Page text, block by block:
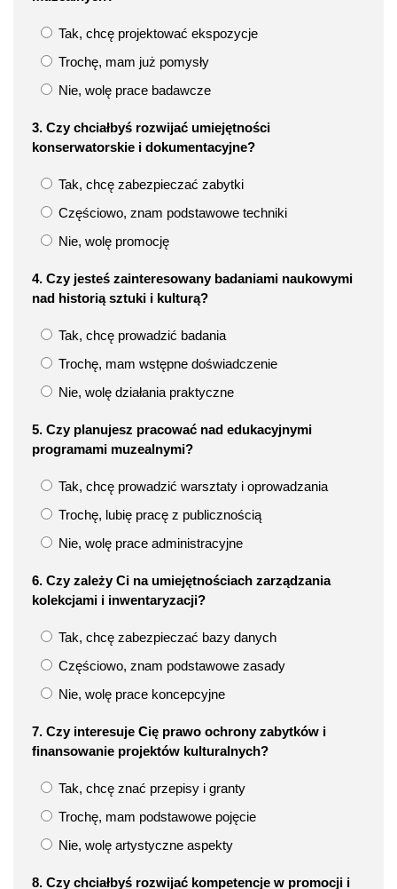
Tak, chcę projektować ekspozycje
Trochę, mam już pomysły
Nie, wolę prace badawcze
3. Czy chciałbyś rozwijać umiejętności
konserwatorskie i dokumentacyjne?
Tak, chcę zabezpieczać zabytki
Częściowo, znam podstawowe techniki
Nie, wolę promocję
4. Czy jesteś zainteresowany badaniami naukowymi
nad historią sztuki i kulturą?
Tak, chcę prowadzić badania
Trochę, mam wstępne doświadczenie
Nie, wolę działania praktyczne
5. Czy planujesz pracować nad edukacyjnymi
programami muzealnymi?
Tak, chcę prowadzić warsztaty i oprowadzania
Trochę, lubię pracę z publicznością
Nie, wolę prace administracyjne
6. Czy zależy Ci na umiejętnościach zarządzania
kolekcjami i inwentaryzacji?
Tak, chcę zabezpieczać bazy danych
Częściowo, znam podstawowe zasady
Nie, wolę prace koncepcyjne
7. Czy interesuje Cię prawo ochrony zabytków i
finansowanie projektów kulturalnych?
Tak, chcę znać przepisy i granty
Trochę, mam podstawowe pojęcie
Nie, wolę artystyczne aspekty
8. Czy chciałbyś rozwijać kompetencje w promocji i